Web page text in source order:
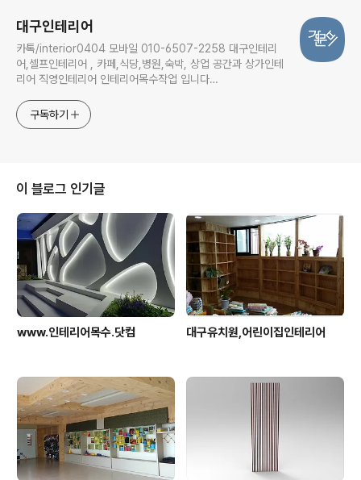
대구인테리어
카톡/interior0404 모바일 010-6507-2258 대구인테리
어,셀프인테리어 , 카페,식당,병원,숙박, 상업 공간과 상가인테
리어 직영인테리어 인테리어목수작업 입니다
구독하기
이 블로그 인기글
www.인테리어목수.닷컴 대구유치원,어린이집인테리어